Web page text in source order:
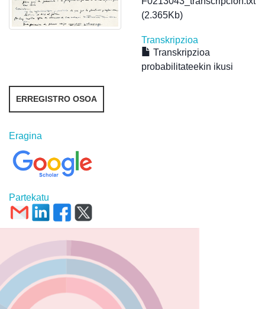
(2.365Kb)
Transkripzioa
Transkripzioa
probabilitateekin ikusi
ERREGISTRO OSOA
Eragina
Partekatu